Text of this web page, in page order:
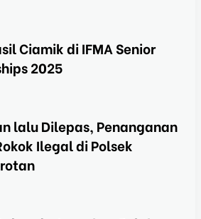
Ciamik di IFMA Senior
2025
lalu Dilepas, Penanganan
Ilegal di Polsek